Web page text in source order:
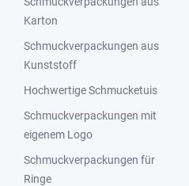
Karton
Schmuckverpackungen aus
Kunststoff
Hochwertige Schmucketuis
Schmuckverpackungen mit
eigenem Logo
Schmuckverpackungen für
Ringe